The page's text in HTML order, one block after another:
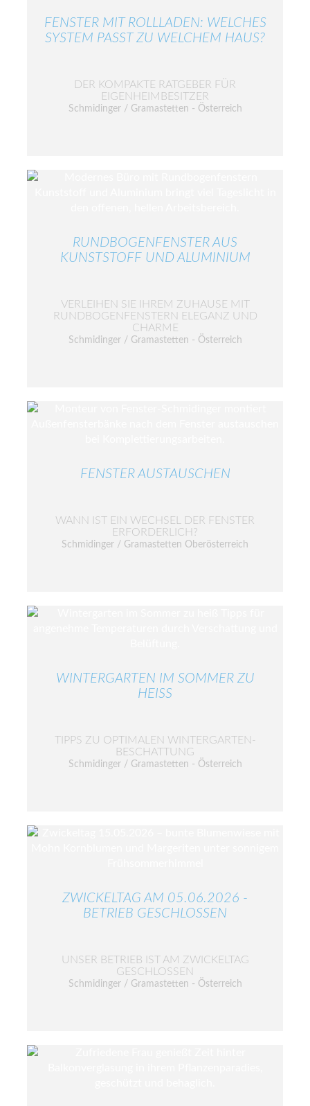
FENSTER MIT ROLLLADEN: WELCHES
SYSTEM PASST ZU WELCHEM HAUS?
DER KOMPAKTE RATGEBER FÜR
EIGENHEIMBESITZER
Schmidinger / Gramastetten - Österreich
RUNDBOGENFENSTER AUS
KUNSTSTOFF UND ALUMINIUM
VERLEIHEN SIE IHREM ZUHAUSE MIT
RUNDBOGENFENSTERN ELEGANZ UND
CHARME
Schmidinger / Gramastetten - Österreich
FENSTER AUSTAUSCHEN
WANN IST EIN WECHSEL DER FENSTER
ERFORDERLICH?
Schmidinger / Gramastetten Oberösterreich
WINTERGARTEN IM SOMMER ZU
HEISS
TIPPS ZU OPTIMALEN WINTERGARTEN-
BESCHATTUNG
Schmidinger / Gramastetten - Österreich
ZWICKELTAG AM 05.06.2026 -
BETRIEB GESCHLOSSEN
UNSER BETRIEB IST AM ZWICKELTAG
GESCHLOSSEN
Schmidinger / Gramastetten - Österreich